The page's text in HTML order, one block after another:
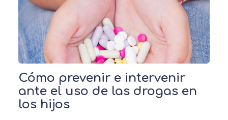
Cómo prevenir e intervenir
ante el uso de las drogas en
los hijos